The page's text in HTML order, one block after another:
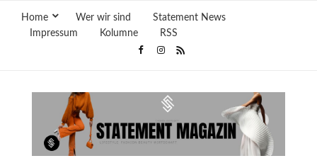
Home Wer wir sind
Statement News
Impressum
Kolumne RSS